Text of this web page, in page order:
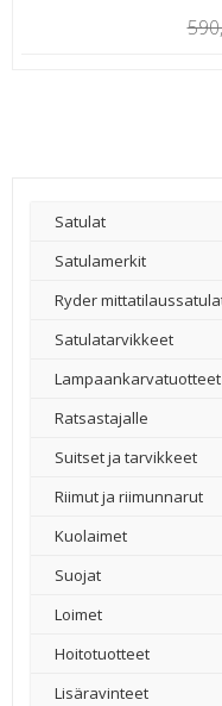
Satulat
Satulamerkit
Ryder
Satulatarvikkeet
–
Lampaankarvatuotteet
Ratsastajalle
Suitset ja tarvikkeet
Riimut ja riimunnarut
Kuolaimet
Suojat
Loimet
Hoitotuotteet
Lisäravinteet